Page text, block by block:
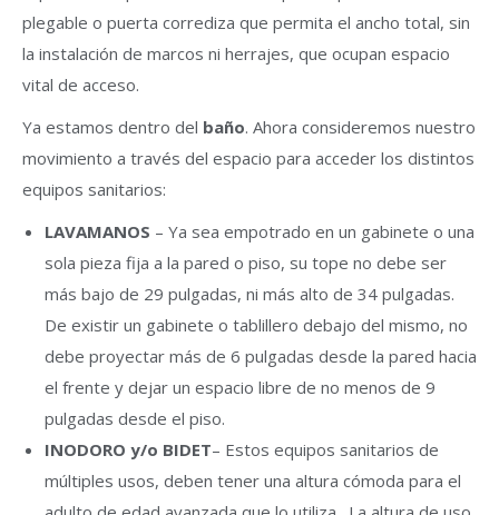
plegable o puerta corrediza que permita el ancho total, sin
la instalación de marcos ni herrajes, que ocupan espacio
vital de acceso.
Ya estamos dentro del baño. Ahora consideremos nuestro
movimiento a través del espacio para acceder los distintos
equipos sanitarios:
LAVAMANOS – Ya sea empotrado en un gabinete o una
sola pieza fija a la pared o piso, su tope no debe ser
más bajo de 29 pulgadas, ni más alto de 34 pulgadas.
De existir un gabinete o tablillero debajo del mismo, no
debe proyectar más de 6 pulgadas desde la pared hacia
el frente y dejar un espacio libre de no menos de 9
pulgadas desde el piso.
INODORO y/o BIDET– Estos equipos sanitarios de
múltiples usos, deben tener una altura cómoda para el